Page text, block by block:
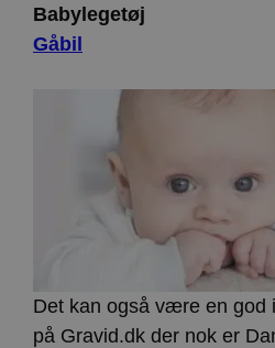
Babylegetøj
Gåbil
Det kan også være en
på Gravid.dk der nok er
ct_ps_timestamp